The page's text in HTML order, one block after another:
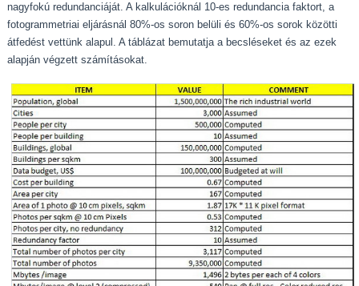
nagyfokú redundanciáját. A kalkulációknál 10-es redundancia faktort, a
fotogrammetriai eljárásnál 80%-os soron belüli és 60%-os sorok közötti
átfedést vettünk alapul. A táblázat bemutatja a becsléseket és az ezek
alapján végzett számításokat.